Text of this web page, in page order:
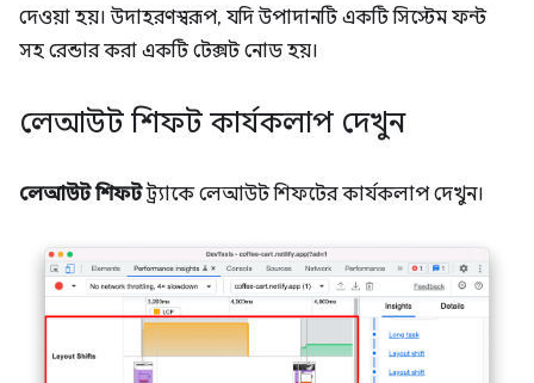
দেওয়া হয়। উদাহরণস্বরূপ, যদি উপাদানটি একটি সিস্টেম ফন্ট
সহ রেন্ডার করা একটি টেক্সট নোড হয়।
লেআউট শিফট কার্যকলাপ দেখুন
লেআউট শিফটট্র্যাকে লেআউট শিফটের কার্যকলাপ দেখুন।